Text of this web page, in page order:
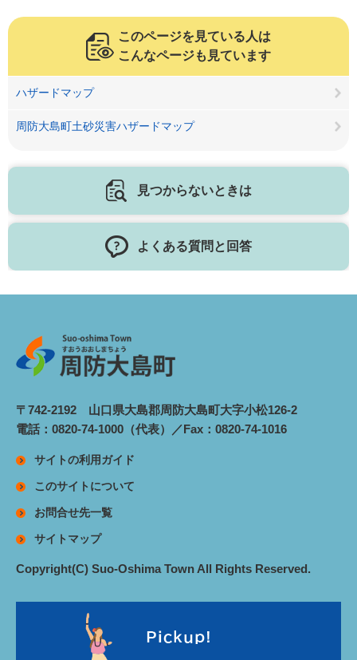
このページを見ている人は
こんなページも見ています
ハザードマップ
周防大島町土砂災害ハザードマップ
見つからないときは
よくある質問と回答
〒742-2192 山口県大島郡周防大島町大字小松126-2
電話：0820-74-1000（代表）／Fax：0820-74-1016
サイトの利用ガイド
このサイトについて
お問合せ先一覧
サイトマップ
Copyright(C) Suo-Oshima Town All Rights Reserved.